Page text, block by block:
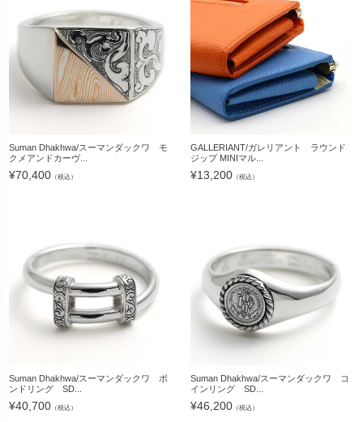
Suman Dhakhwa/スーマンダックワ モ
クメアンドカーヴ...
¥70,400 （税込）
GALLERIANT/ガレリアント ラウンド
ジップ MINIマル...
¥13,200（税込）
Suman Dhakhwa/スーマンダックワ ボ
ンドリング SD...
¥40,700 （税込）
Suman Dhakhwa/スーマンダックワ コ
インリング SD...
¥46,200（税込）